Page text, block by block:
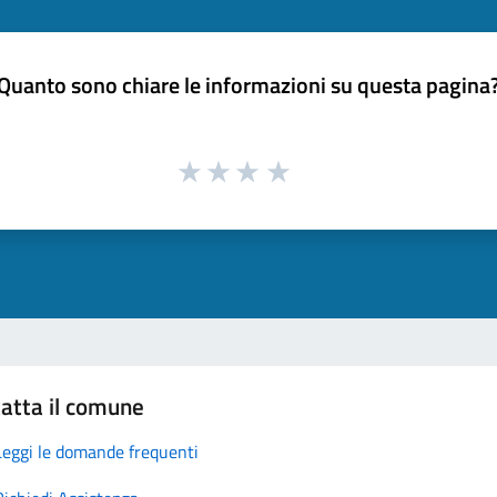
sono chiare le informazioni su questa
il comune
le domande frequenti